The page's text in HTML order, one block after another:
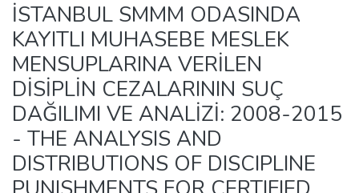
İSTANBUL SMMM ODASINDA
KAYITLI MUHASEBE MESLEK
MENSUPLARINA VERİLEN
DİSİPLİN CEZALARININ SUÇ
DAĞILIMI VE ANALİZİ: 2008-2015
- THE ANALYSIS AND
DISTRIBUTIONS OF DISCIPLINE